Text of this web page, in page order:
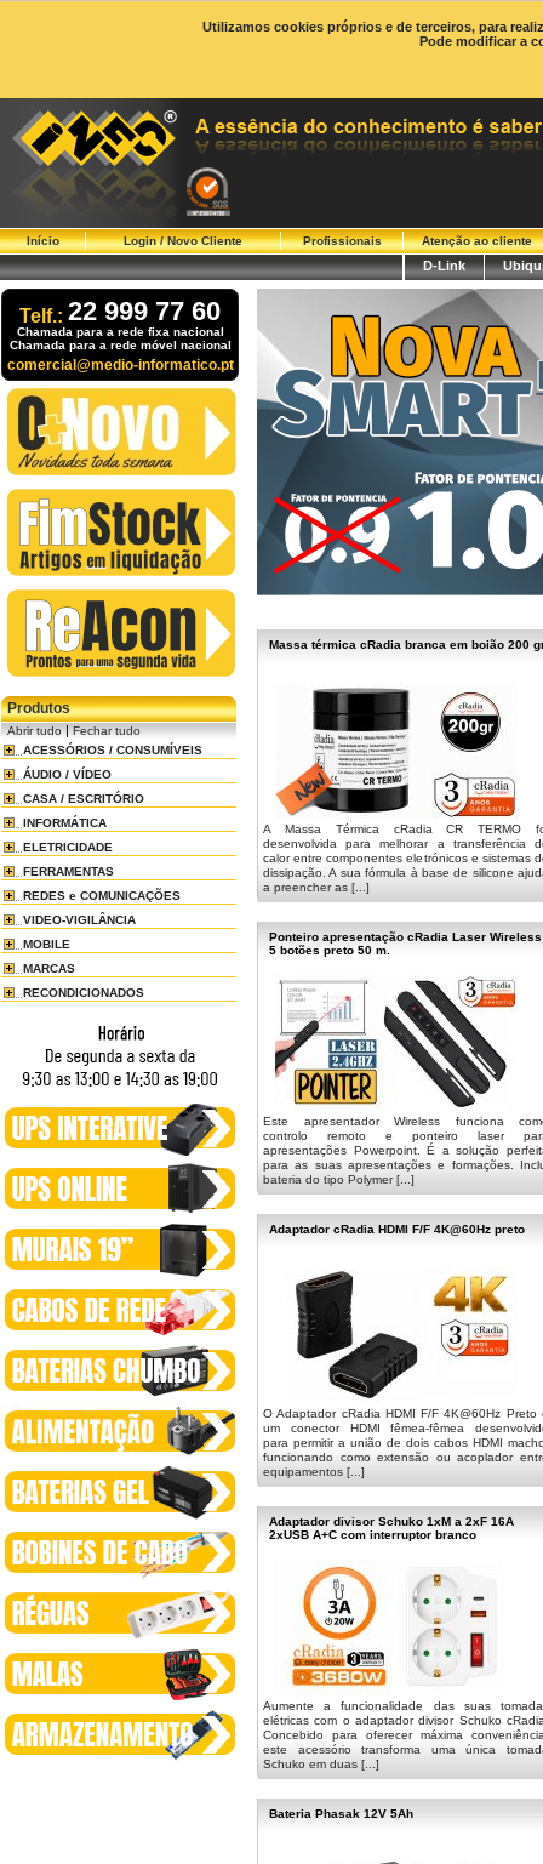
Utilizamos cookies próprios e de terceiros, para
Pode modificar a
Início Login / Novo Cliente Profissionais Atenção ao cliente
D-Link
Telf.: 22 999 77 60
Chamada para a rede fixa nacional
Chamada para a rede móvel nacional
comercial@medio-informatico.pt
Produtos
Abrir tudo|Fechar tudo
ACESSÓRIOS / CONSUMÍVEIS
ÁUDIO / VÍDEO
CASA / ESCRITÓRIO
INFORMÁTICA
ELETRICIDADE
FERRAMENTAS
REDES e COMUNICAÇÕES
VIDEO-VIGILÂNCIA
MOBILE
MARCAS
RECONDICIONADOS
Massa térmica cRadia branca em boião 200
A Massa Térmica cRadia CR TERMO
desenvolvida para melhorar a transferência
calor entre componentes eletrónicos e sistemas
dissipação. A sua fórmula à base de silicone
a preencher as [...]
Ponteiro apresentação cRadia Laser Wireless
5 botões preto 50 m.
Este apresentador Wireless funciona
controlo remoto e ponteiro laser
apresentações Powerpoint. É a solução
para as suas apresentações e formações.
bateria do tipo Polymer [...]
Adaptador cRadia HDMI F/F 4K@60Hz preto
O Adaptador cRadia HDMI F/F 4K@60Hz Preto
um conector HDMI fêmea-fêmea
para permitir a união de dois cabos HDMI
funcionando como extensão ou acoplador
equipamentos [...]
Adaptador divisor Schuko 1xM a 2xF 16A
2xUSB A+C com interruptor branco
Aumente a funcionalidade das suas
elétricas com o adaptador divisor Schuko
Concebido para oferecer máxima
este acessório transforma uma única
Schuko em duas [...]
Bateria Phasak 12V 5Ah